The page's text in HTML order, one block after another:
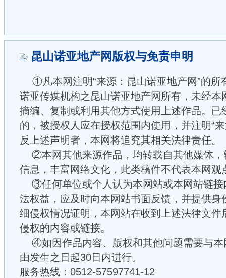
昆山诺亚地产网版权与免责申明
①凡本网注明“来源：昆山诺亚地产网”的所
诺亚传媒机构之昆山诺亚地产网所有，未经本
摘编、复制或利用其他方式使用上述作品。已
的，被授权人应在授权范围内使用，并注明“
反上述声明者，本网将追究其相关法律责任。
②本网其他来源作品，均转载自其他媒体，
信息，丰富网络文化，此类稿件不代表本网观
③任何单位或个人认为本网站或本网站链接
法权益，应及时向本网站书面反馈，并提供身
细侵权情况证明，本网站在收到上述法律文件
侵权的内容或链接。
④如因作品内容、版权和其他问题需要与本
由发生之日起30日内进行。
服务热线：0512-57597741-12